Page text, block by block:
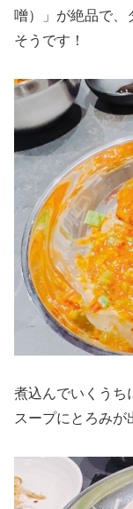
噌）」が絶品で、
そうです！
煮込んでいくうち
スープにとろみが